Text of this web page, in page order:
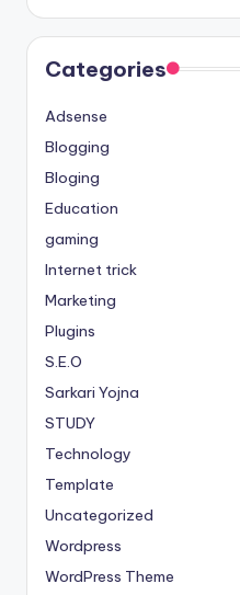
Categories
Adsense
Blogging
Bloging
Education
gaming
Internet trick
Marketing
Plugins
S.E.O
Sarkari Yojna
STUDY
Technology
Template
Uncategorized
Wordpress
WordPress Theme